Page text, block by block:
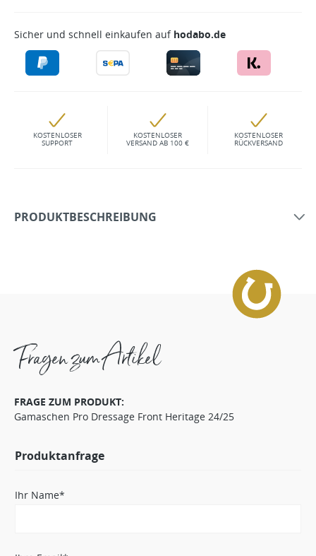
Sicher und schnell einkaufen auf hodabo.de
KOSTENLOSER
SUPPORT
KOSTENLOSER
VERSAND AB 100 €
KOSTENLOSER
RÜCKVERSAND
PRODUKTBESCHREIBUNG
Fragen zum Artikel
FRAGE ZUM PRODUKT:
Gamaschen Pro Dressage Front Heritage 24/25
Produktanfrage
Ihr Name*